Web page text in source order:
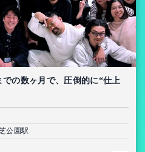
での数ヶ月で、圧倒的に“仕上
公園駅